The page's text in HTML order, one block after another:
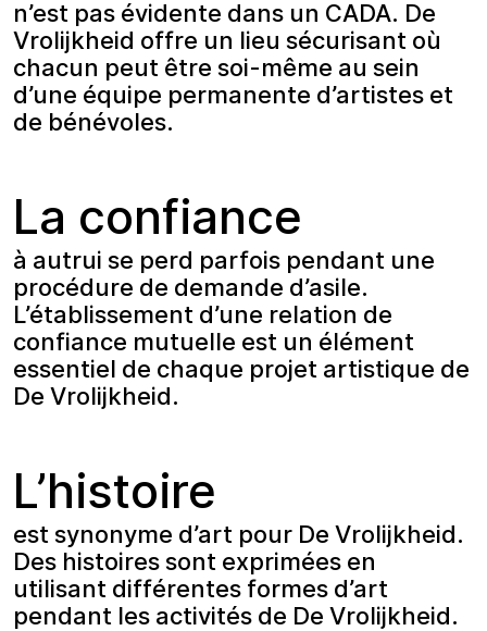
n’est pas évidente dans un CADA. De
Vrolijkheid offre un lieu sécurisant où
chacun peut être soi-même au sein
d’une équipe permanente d’artistes et
de bénévoles.
La confiance
à autrui se perd parfois pendant une
procédure de demande d’asile.
L’établissement d’une relation de
confiance mutuelle est un élément
essentiel de chaque projet artistique de
De Vrolijkheid.
L’histoire
est synonyme d’art pour De Vrolijkheid.
Des histoires sont exprimées en
utilisant différentes formes d’art
pendant les activités de De Vrolijkheid.